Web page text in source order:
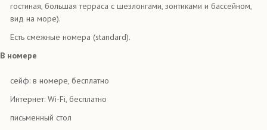
гостиная, большая терраса с шезлонгами, зонтиками и бассейном,
вид на море).
Есть смежные номера (standard).
В номере
сейф: в номере, бесплатно
Интернет: Wi-Fi, бесплатно
письменный стол